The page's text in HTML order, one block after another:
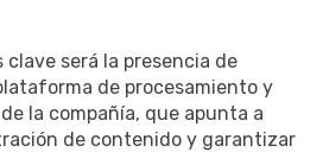
clave será la presencia de
de procesamiento y
la compañía, que apunta a
de contenido y garantizar